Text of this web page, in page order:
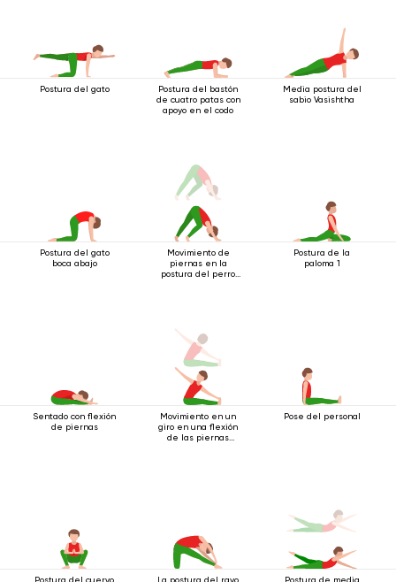
Postura del gato
Postura del bastón
de cuatro patas con
apoyo en el codo
Media postura del
sabio Vasishtha
Postura del gato
boca abajo
Movimiento de
piernas en la
postura del perro
Postura de la
paloma 1
Sentado con flexión
de piernas
Movimiento en un
giro en una flexión
de las piernas
Pose del personal
Postura del cuervo La postura del rayo Postura de media